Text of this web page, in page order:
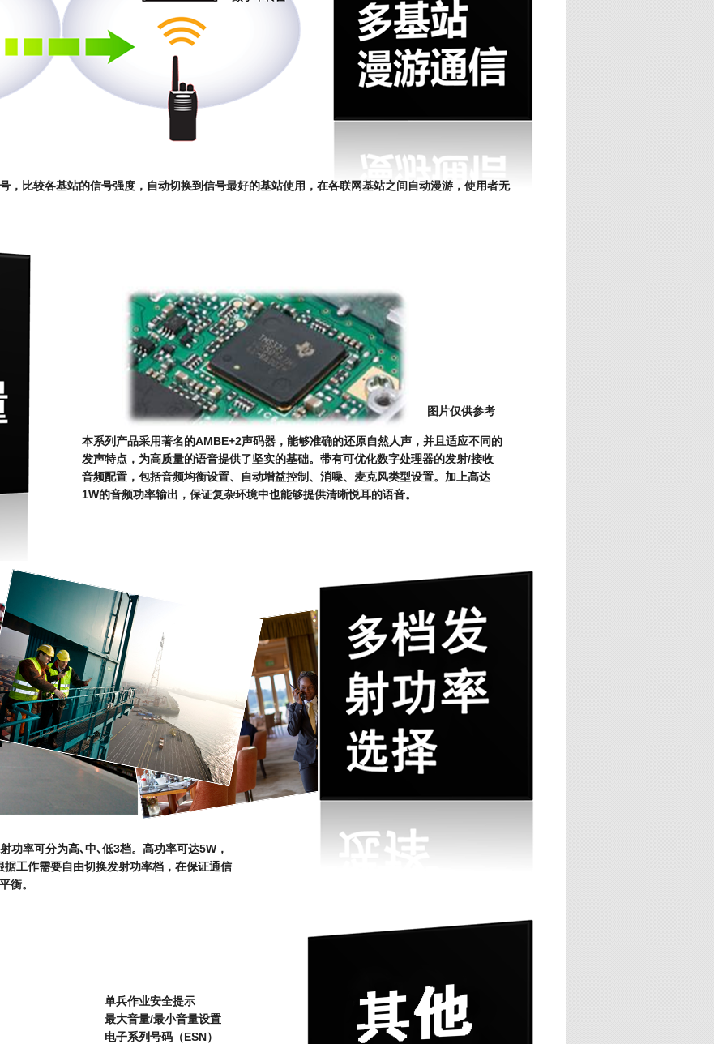
，比较各基站的信号强度，自动切换到信号最好的基站使用，在各联网基站之间自动漫游，使用者无
图片仅供参考
本系列产品采用著名的AMBE+2声码器，能够准确的还原自然人声，并且适应不同的
发声特点，为高质量的语音提供了坚实的基础。带有可优化数字处理器的发射/接收
音频配置，包括音频均衡设置、自动增益控制、消噪、麦克风类型设置。加上高达
1W的音频功率输出，保证复杂环境中也能够提供清晰悦耳的语音。
功率可分为高､中､低3档。高功率可达5W，
工作需要自由切换发射功率档，在保证通信
衡。
单兵作业安全提示
最大音量/最小音量设置
电子系列号码（ESN）